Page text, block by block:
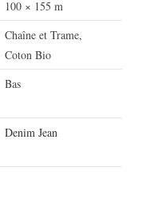
100 × 155 m
Chaîne et Trame,
Coton Bio
Bas
Denim Jean